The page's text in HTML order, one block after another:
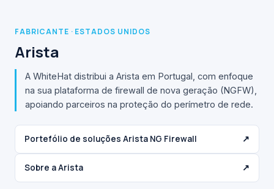
FABRICANTE · ESTADOS UNIDOS
Arista
A WhiteHat distribui a Arista em Portugal, com enfoque
na sua plataforma de firewall de nova geração (NGFW),
apoiando parceiros na proteção do perímetro de rede.
Portefólio de soluções Arista NG Firewall ↗
Sobre a Arista ↗